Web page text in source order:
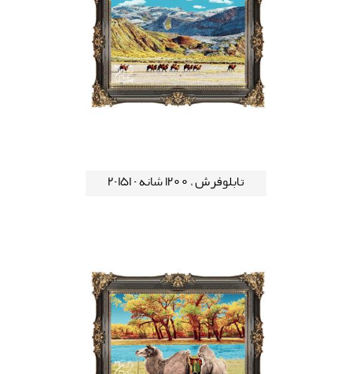
تابلوفرش ، 1200 شانه - 151-2